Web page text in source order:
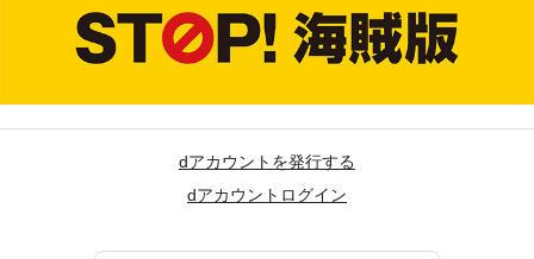
dアカウントを発行する
dアカウントログイン